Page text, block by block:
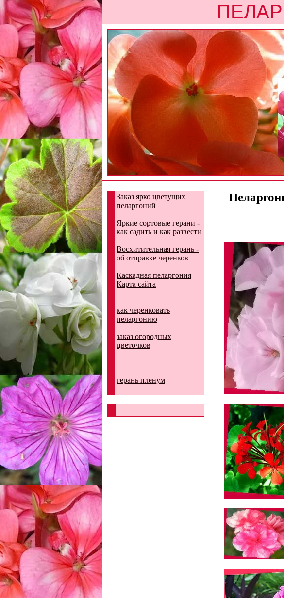
Заказ ярко цветущих
пеларгоний
Яркие сортовые герани -
как садить и как развести
Восхитительная герань -
об отправке черенков
Каскадная пеларгония
Карта сайта
как черенковать
пеларгонию
заказ огородных
цветочков
герань пленум